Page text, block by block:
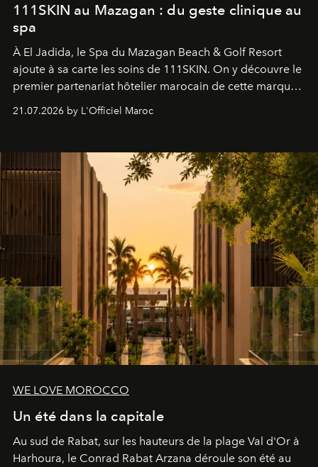
111SKIN au Mazagan : du geste clinique au
spa
À El Jadida, le Spa du Mazagan Beach & Golf Resort
ajoute à sa carte les soins de 111SKIN. On y découvre le
premier partenariat hôtelier marocain de cette marque
londonien et construite depuis autour d'un actif breveté,
21.07.2026 by L'Officiel Maroc
WE LOVE MOROCCO
Un été dans la capitale
Au sud de Rabat, sur les hauteurs de la plage Val d'Or à
Harhoura, le Conrad Rabat Arzana déroule son été au